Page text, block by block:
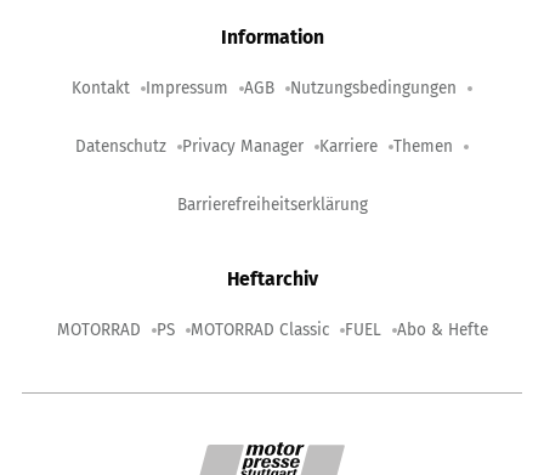
Information
Kontakt Impressum AGB Nutzungsbedingungen
Datenschutz Privacy Manager Karriere Themen
Barrierefreiheitserklärung
Heftarchiv
MOTORRAD PS MOTORRAD Classic FUEL Abo & Hefte